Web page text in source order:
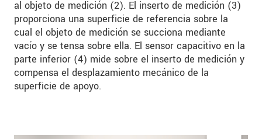
al objeto de medición (2). El inserto de medición (3)
proporciona una superficie de referencia sobre la
cual el objeto de medición se succiona mediante
vacío y se tensa sobre ella. El sensor capacitivo en la
parte inferior (4) mide sobre el inserto de medición y
compensa el desplazamiento mecánico de la
superficie de apoyo.